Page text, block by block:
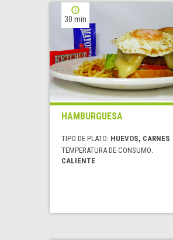
30 min
HAMBURGUESA
TIPO DE PLATO: HUEVOS, CARNES
TEMPERATURA DE CONSUMO:
CALIENTE